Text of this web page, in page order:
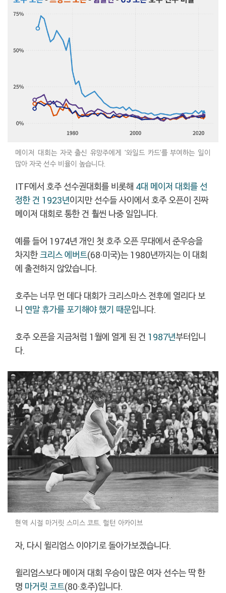
메이저 대회는 자국 출신 유망주에게 '와일드 카드'를 부여하는 일이
많아 자국 선수 비율이 높습니다.
ITF에서 호주 선수권대회를 비롯해 4대 메이저 대회를 선
정한 건 1923년이지만 선수들 사이에서 호주 오픈이 진짜
메이저 대회로 통한 건 훨씬 나중 일입니다.
예를 들어 1974년 개인 첫 호주 오픈 무대에서 준우승을
차지한크리스 에버트(68·미국)는 1980년까지는 이 대회
에 출전하지 않았습니다.
호주는 너무 먼 데다 대회가 크리스마스 전후에 열리다 보
니 연말 휴가를 포기해야 했기 때문입니다.
호주 오픈을 지금처럼 1월에 열게 된 건 1987년부터입니
다.
현역 시절 마거릿 스미스 코트. 헐턴 아카이브
자, 다시 윌리엄스 이야기로 돌아가보겠습니다.
윌리엄스보다 메이저 대회 우승이 많은 여자 선수는 딱 한
명 마거릿 코트(80·호주)입니다.